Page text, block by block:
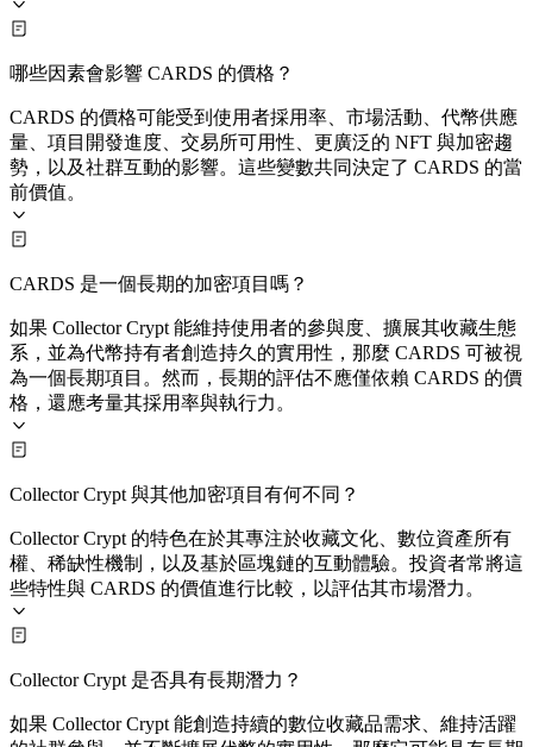
哪些因素會影響 CARDS 的價格？
CARDS 的價格可能受到使用者採用率、市場活動、代幣供應
量、項目開發進度、交易所可用性、更廣泛的 NFT 與加密趨
勢，以及社群互動的影響。這些變數共同決定了 CARDS 的當
前價值。
CARDS 是一個長期的加密項目嗎？
如果 Collector Crypt 能維持使用者的參與度、擴展其收藏生態
系，並為代幣持有者創造持久的實用性，那麼 CARDS 可被視
為一個長期項目。然而，長期的評估不應僅依賴 CARDS 的價
格，還應考量其採用率與執行力。
Collector Crypt 與其他加密項目有何不同？
Collector Crypt 的特色在於其專注於收藏文化、數位資產所有
權、稀缺性機制，以及基於區塊鏈的互動體驗。投資者常將這
些特性與 CARDS 的價值進行比較，以評估其市場潛力。
Collector Crypt 是否具有長期潛力？
如果 Collector Crypt 能創造持續的數位收藏品需求、維持活躍